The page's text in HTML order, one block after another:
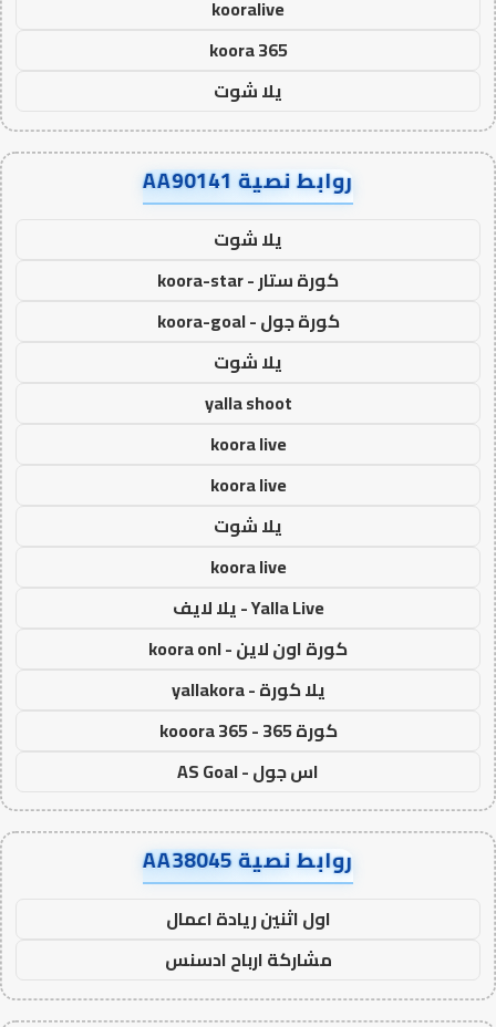
kooralive
koora 365
يلا شوت
روابط نصية AA90141
يلا شوت
كورة ستار - koora-star
كورة جول - koora-goal
يلا شوت
yalla shoot
koora live
koora live
يلا شوت
koora live
Yalla Live - يلا لايف
كورة اون لاين - koora onl
يلا كورة - yallakora
كورة 365 - kooora 365
اس جول - AS Goal
روابط نصية AA38045
اول اثنين ريادة اعمال
مشاركة ارباح ادسنس